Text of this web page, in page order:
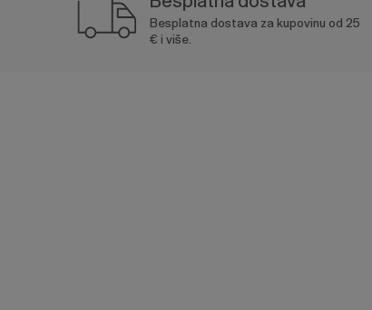
Besplatna dostava za kupovinu od 25
€ i više.